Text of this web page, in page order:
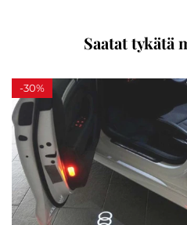
Saatat tykätä
-30%